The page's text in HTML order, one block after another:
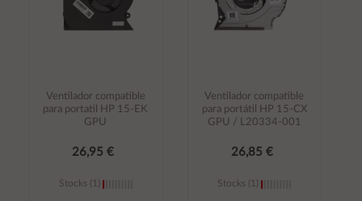
Ventilador compatible
para portatil HP 15-EK
GPU
26,95 €
Stocks (1)
Ventilador compatible
para portátil HP 15-CX
GPU / L20334-001
26,85 €
Stocks (1)